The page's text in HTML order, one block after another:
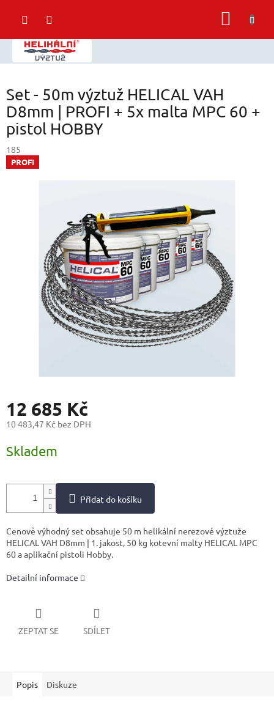
Set - 50m výztuž HELICAL VAH
D8mm | PROFI + 5x malta MPC 60 +
pistol HOBBY
185
PROFI
12 685 Kč
10 483,47 Kč bez DPH
cena:
Skladem
Přidat do košíku
Cenově výhodný set obsahuje 50 m helikální nerezové výztuže
HELICAL VAH D8mm | 1. jakost, 50 kg kotevní malty HELICAL MPC
60 a aplikační pistoli Hobby.
Detailní informace
ZEPTAT SE SDÍLET
Popis Diskuze